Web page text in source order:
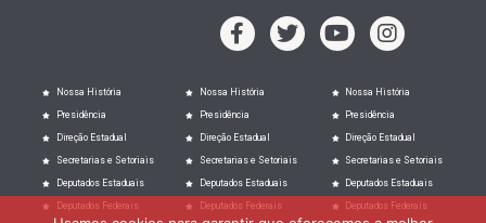
Nossa História
Presidência
Direção Estadual
Secretarias e Setoriais
Deputados Estaduais
Deputados Federais
Nossa História
Presidência
Direção Estadual
Secretarias e Setoriais
Deputados Estaduais
Deputados Federais
Nossa História
Presidência
Direção Estadual
Secretarias e Setoriais
Deputados Estaduais
Deputados Federais